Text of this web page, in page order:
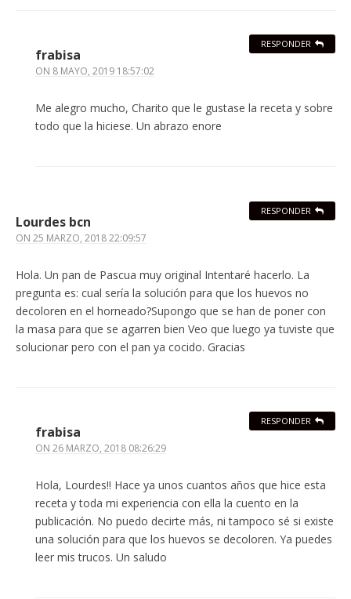
frabisa
ON 8 MAYO, 2019 18:57:02
Me alegro mucho, Charito que le gustase la receta y sobre
todo que la hiciese. Un abrazo enore
RESPONDER
Lourdes bcn
ON 25 MARZO, 2018 22:09:57
Hola. Un pan de Pascua muy original Intentaré hacerlo. La
pregunta es: cual sería la solución para que los huevos no
decoloren en el horneado?Supongo que se han de poner con
la masa para que se agarren bien Veo que luego ya tuviste que
solucionar pero con el pan ya cocido. Gracias
RESPONDER
frabisa
ON 26 MARZO, 2018 08:26:29
Hola, Lourdes!! Hace ya unos cuantos años que hice esta
receta y toda mi experiencia con ella la cuento en la
publicación. No puedo decirte más, ni tampoco sé si existe
una solución para que los huevos se decoloren. Ya puedes
leer mis trucos. Un saludo
RESPONDER